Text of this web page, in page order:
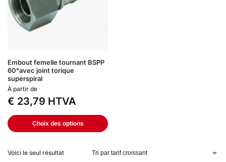
Embout femelle tournant BSPP
60°avec joint torique
superspiral
À partir de
€ 23,79 HTVA
Choix des options
Voici le seul résultat